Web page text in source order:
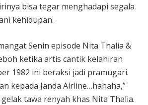
bisa tegar menghadapi segala
kehidupan.
Senin episode Nita Thalia &
ketika artis cantik kelahiran
1982 ini beraksi jadi pramugari.
kepada Janda Airline…hahaha,”
tawa renyah khas Nita Thalia.